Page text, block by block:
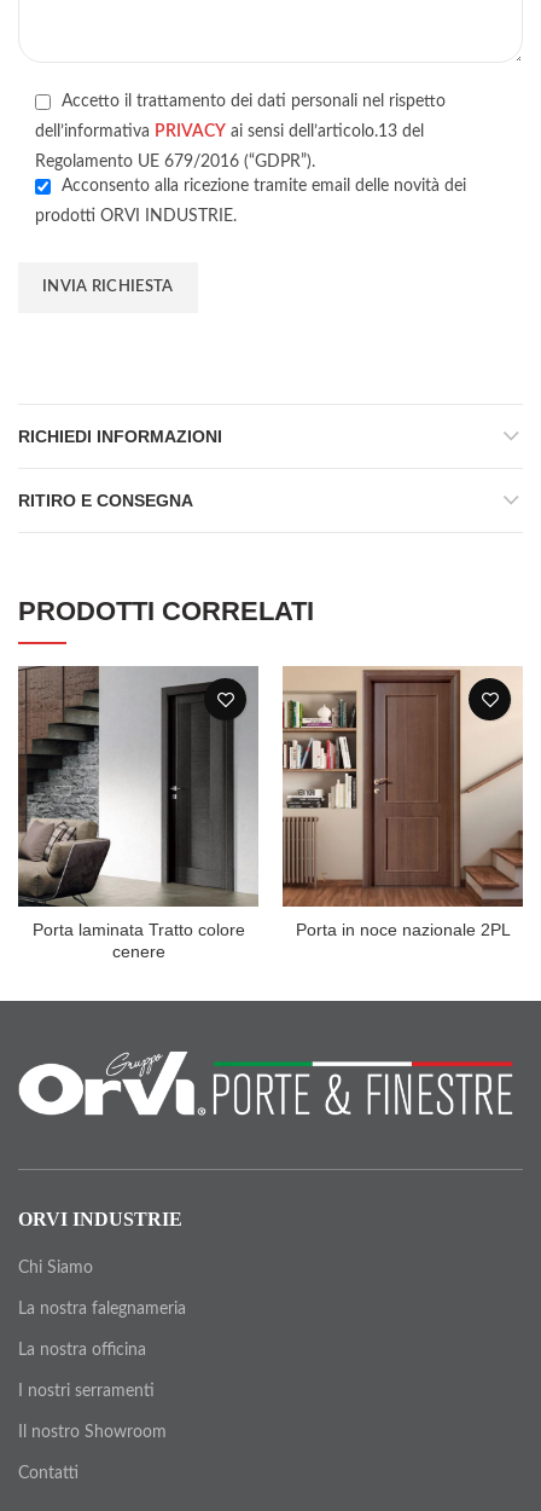
Accetto il trattamento dei dati personali nel rispetto
dell’informativa PRIVACY ai sensi dell’articolo.13 del
Regolamento UE 679/2016 (“GDPR”).
Acconsento alla ricezione tramite email delle novità dei
prodotti ORVI INDUSTRIE.
RICHIEDI INFORMAZIONI
RITIRO E CONSEGNA
PRODOTTI CORRELATI
Porta laminata Tratto colore
cenere
Porta in noce nazionale 2PL
ORVI INDUSTRIE
Chi Siamo
La nostra falegnameria
La nostra officina
I nostri serramenti
Il nostro Showroom
Contatti